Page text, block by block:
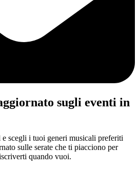
sugli eventi in
scegli i tuoi generi musicali preferiti
sulle serate che ti piacciono per
quando vuoi.